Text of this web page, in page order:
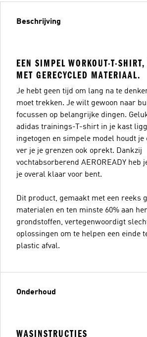
Beschrijving
EEN SIMPEL WORKOUT-T-
MET GERECYCLED MATERIAAL.
Je hebt geen tijd om lang na te
moet trekken. Je wilt gewoon naar
focussen op belangrijke dingen.
adidas trainings-T-shirt in je kast
ingetogen en simpele model houdt je
ver je je grenzen ook oprekt. Dankzij
vochtabsorberend AEROREADY heb
je overal klaar voor bent.
Dit product, gemaakt met een reeks
materialen en ten minste 60% aan
grondstoffen, vertegenwoordigt
oplossingen om te helpen een einde
plastic afval.
Onderhoud
WASINSTRUCTIES